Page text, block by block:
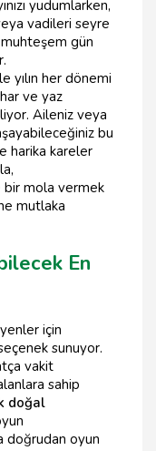
yudumlarken,
vadileri seyre
gün
yılın her dönemi
ve yaz
Aileniz veya
bu
harika kareler
bir mola vermek
mutlaka
En
için
sunuyor.
vakit
sahip
doğal
doğrudan oyun